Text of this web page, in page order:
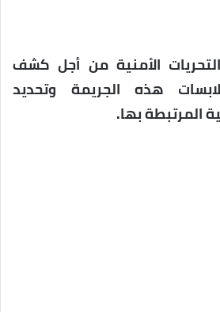
الأمنية من أجل كشف
هذه الجريمة وتحديد
المرتبطة بها.